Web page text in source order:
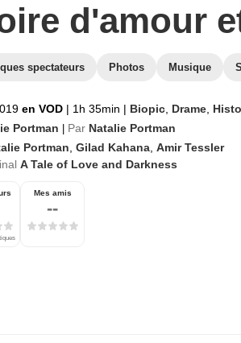
d'amour
spectateurs Photos Musique
en VOD | 1h 35min | Biopic Drame
Portman Par Natalie Portman
Portman Gilad Kahana Amir Tessler
A Tale of Love and Darkness
Mes amis
--